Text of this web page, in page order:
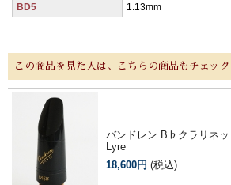
BD5
1.13mm
この商品を見た人は、こちらの商品もチェック
バンドレン B♭クラリネ
Lyre
18,600円 (税込)